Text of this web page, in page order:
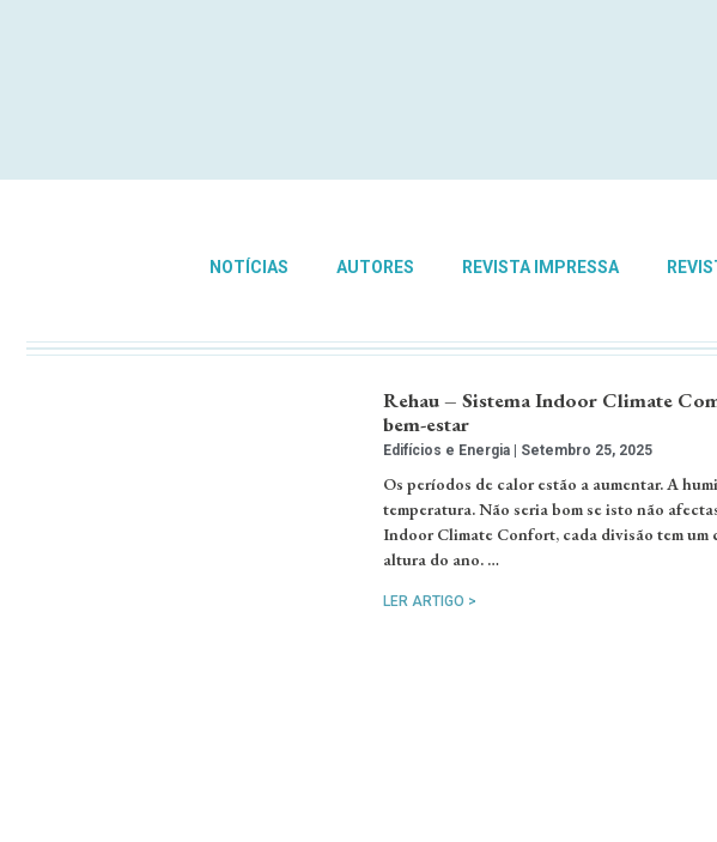
NOTÍCIAS AUTORES REVISTA IMPRESSA
Rehau – Sistema Indoor Climate
bem-estar
Edifícios e Energia Setembro 25, 2025
Os períodos de calor estão a aumentar. A
temperatura. Não seria bom se isto não
Indoor Climate Confort, cada divisão tem um
altura do ano. …
LER ARTIGO >